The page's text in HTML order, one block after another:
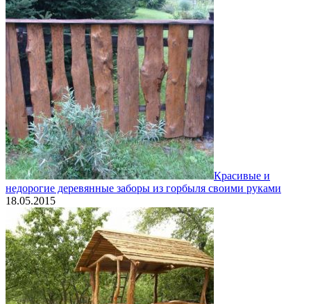
Красивые и
недорогие деревянные заборы из горбыля своими руками
18.05.2015